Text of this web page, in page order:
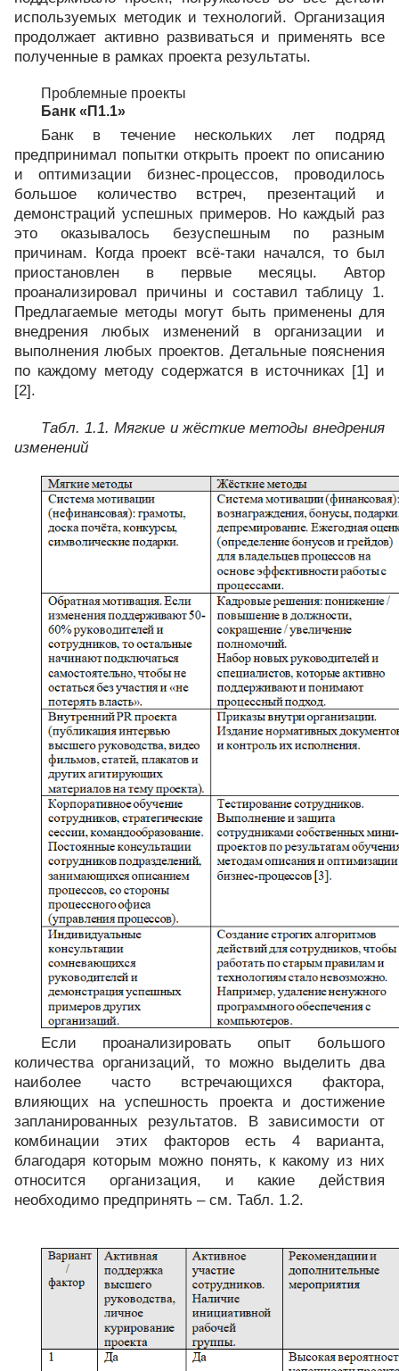
используемых методик и технологий. Организация
продолжает активно развиваться и применять все
полученные в рамках проекта результаты.
Проблемные проекты
Банк «П1.1»
Банк в течение нескольких лет подряд
предпринимал попытки открыть проект по описанию
и оптимизации бизнес-процессов, проводилось
большое количество встреч, презентаций и
демонстраций успешных примеров. Но каждый раз
это оказывалось безуспешным по разным
причинам. Когда проект всё-таки начался, то был
приостановлен в первые месяцы. Автор
проанализировал причины и составил таблицу 1.
Предлагаемые методы могут быть применены для
внедрения любых изменений в организации и
выполнения любых проектов. Детальные пояснения
по каждому методу содержатся в источниках [1] и
[2].
Табл. 1.1. Мягкие и жёсткие методы внедрения
изменений
Если проанализировать опыт большого
количества организаций, то можно выделить два
наиболее часто встречающихся фактора,
влияющих на успешность проекта и достижение
запланированных результатов. В зависимости от
комбинации этих факторов есть 4 варианта,
благодаря которым можно понять, к какому из них
относится организация, и какие действия
необходимо предпринять – см. Табл. 1.2.